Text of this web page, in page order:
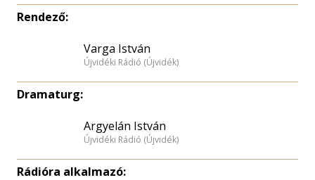
Rendező:
Varga István
Újvidéki Rádió (Újvidék)
Dramaturg:
Argyelán István
Újvidéki Rádió (Újvidék)
Rádióra alkalmazó: